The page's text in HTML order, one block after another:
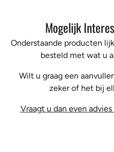
Mogelijk
Onderstaande producten
besteld met wat u
Wilt u graag een
zeker of het bij
Vraagt u dan even